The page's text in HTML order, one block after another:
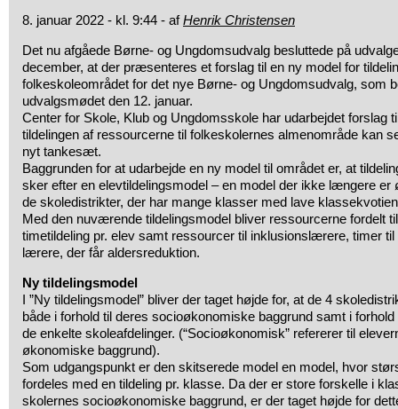
8. januar 2022 - kl. 9:44 - afHenrik Christensen
Det nu afgåede Børne- og Ungdomsudvalg besluttede på
december, at der præsenteres et forslag til en ny model for
folkeskoleområdet for det nye Børne- og Ungdomsudvalg, som
udvalgsmødet den 12. januar.
Center for Skole, Klub og Ungdomsskole har udarbejdet forslag
tildelingen af ressourcerne til folkeskolernes almenområde kan
nyt tankesæt.
Baggrunden for at udarbejde en ny model til området er, at
sker efter en elevtildelingsmodel – en model der ikke længere
de skoledistrikter, der har mange klasser med lave
Med den nuværende tildelingsmodel bliver ressourcerne fordelt
timetildeling pr. elev samt ressourcer til inklusionslærere, timer
lærere, der får aldersreduktion.
Ny tildelingsmodel
I ”Ny tildelingsmodel” bliver der taget højde for, at de 4
både i forhold til deres socioøkonomiske baggrund samt i
de enkelte skoleafdelinger. (“Socioøkonomisk” refererer til
økonomiske baggrund).
Som udgangspunkt er den skitserede model en model, hvor
fordeles med en tildeling pr. klasse. Da der er store forskelle i
skolernes socioøkonomiske baggrund, er der taget højde for